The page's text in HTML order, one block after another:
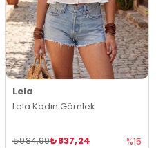
Lela
Lela Kadın Gömlek
₺837,24
₺984,99 %15